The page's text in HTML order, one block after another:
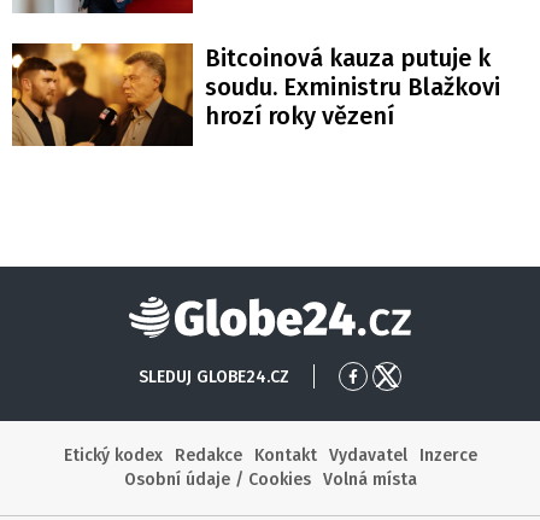
Bitcoinová kauza putuje k
soudu. Exministru Blažkovi
hrozí roky vězení
Globe24
SLEDUJ GLOBE24.CZ
Přejít
Facebook
Přejít
X
Etický kodex
Redakce Kontakt Vydavatel
Inzerce
Osobní údaje / Cookies
Volná místa